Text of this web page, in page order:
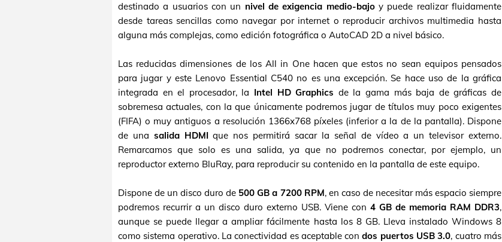
destinado a usuarios con un nivel de exigencia medio-bajoy puede realizar fluidamente
desde tareas sencillas como navegar por internet o reproducir archivos multimedia hasta
alguna más complejas, como edición fotográfica o AutoCAD 2D a nivel básico.
Las reducidas dimensiones de los All in One hacen que estos no sean equipos pensados
para jugar y este Lenovo Essential C540 no es una excepción. Se hace uso de la gráfica
integrada en el procesador, la Intel HD Graphics de la gama más baja de gráficas de
sobremesa actuales, con la que únicamente podremos jugar de títulos muy poco exigentes
(FIFA) o muy antiguos a resolución 1366x768 píxeles (inferior a la de la pantalla). Dispone
de una salida HDMIque nos permitirá sacar la señal de vídeo a un televisor externo.
Remarcamos que solo es una salida, ya que no podremos conectar, por ejemplo, un
reproductor externo BluRay, para reproducir su contenido en la pantalla de este equipo.
Dispone de un disco duro de 500 GB a 7200 RPM, en caso de necesitar más espacio siempre
podremos recurrir a un disco duro externo USB. Viene con 4 GB de memoria RAM DDR3,
aunque se puede llegar a ampliar fácilmente hasta los 8 GB. Lleva instalado Windows 8
como sistema operativo. La conectividad es aceptable condos puertos USB 3.0, cuatro más